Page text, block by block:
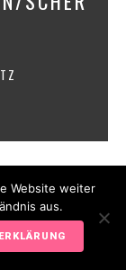
Website weiter
aus.